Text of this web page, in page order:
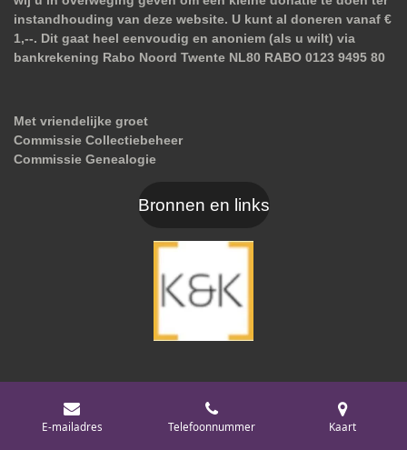
instandhouding van deze website. U kunt al doneren vanaf €
1,--. Dit gaat heel eenvoudig en anoniem (als u wilt) via
bankrekening Rabo Noord Twente NL80 RABO 0123 9495 80
Met vriendelijke groet
Commissie Collectiebeheer
Commissie Genealogie
Bronnen en links
Met onze jarenlange ervaring bieden wij onze
opdrachtgevers professionele ondersteuning bij
E-mailadres Telefoonnummer Kaart